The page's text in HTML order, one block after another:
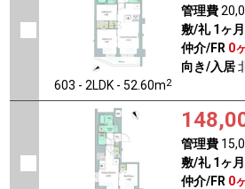
603 - 2LDK - 52.60m2
管理費
敷/礼 1ヶ月
仲介/FR 0
向き/入居
管理費
敷/礼 1ヶ月
仲介/FR 0